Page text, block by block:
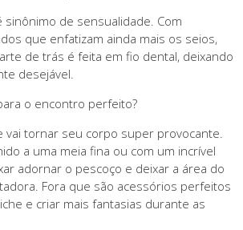
sinônimo de sensualidade. Com
que enfatizam ainda mais os seios,
de trás é feita em fio dental, deixando
desejável.
o encontro perfeito?
vai tornar seu corpo super provocante.
a uma meia fina ou com um incrível
adornar o pescoço e deixar a área do
Fora que são acessórios perfeitos
e criar mais fantasias durante as